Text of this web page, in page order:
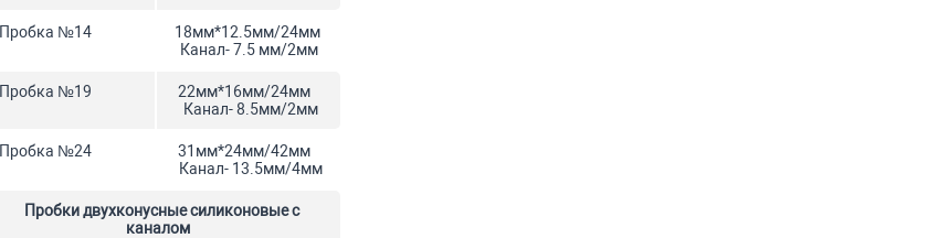
Пробка №14
18мм*12.5мм/24мм
Канал- 7.5 мм/2мм
Пробка №19
22мм*16мм/24мм
Канал- 8.5мм/2мм
Пробка №24
31мм*24мм/42мм
Канал- 13.5мм/4мм
Пробки двухконусные силиконовые с
каналом